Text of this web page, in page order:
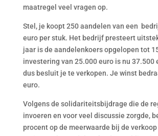
maatregel veel vragen op.
Stel, je koopt 250 aandelen van een
euro per stuk. Het bedrijf presteert
jaar is de aandelenkoers opgelopen tot
investering van 25.000 euro is nu 37.500
dus besluit je te verkopen. Je winst
euro.
Volgens de solidariteitsbijdrage die de
invoeren en voor veel discussie zorgde,
procent op de meerwaarde bij de